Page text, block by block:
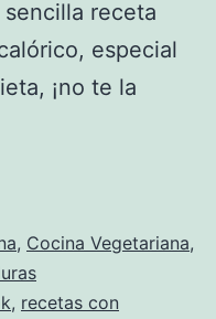
sencilla receta
especial
¡no te la
, Cocina Vegetariana,
, recetas con